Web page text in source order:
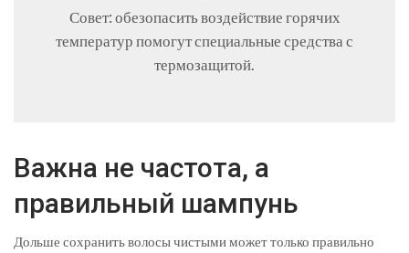
Совет: обезопасить воздействие горячих
температур помогут специальные средства с
термозащитой.
Важна не частота, а
правильный шампунь
Дольше сохранить волосы чистыми может только правильно